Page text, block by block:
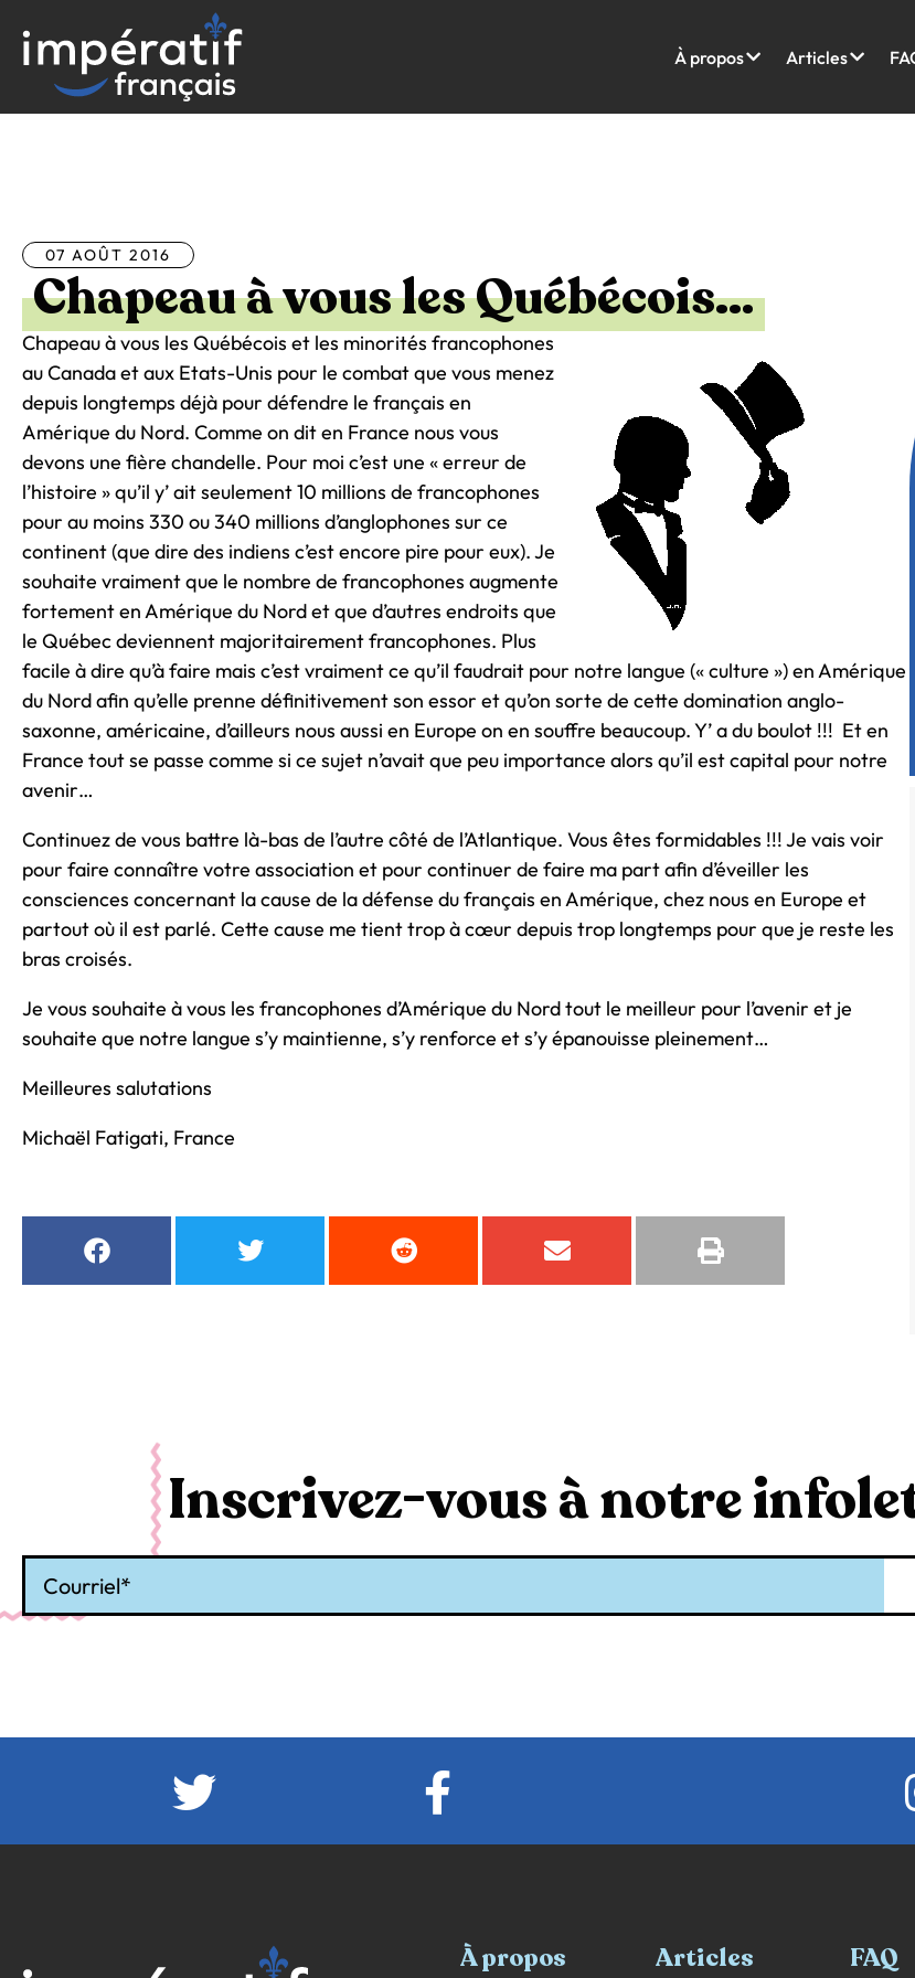
contenu
À propos Articles
07 AOÛT 2016
Chapeau à vous les Québécois…
Chapeau à vous les Québécois et les minorités francophones
au Canada et aux Etats-Unis pour le combat que vous menez
depuis longtemps déjà pour défendre le français en
Amérique du Nord. Comme on dit en France nous vous
devons une fière chandelle. Pour moi c’est une « erreur de
l’histoire » qu’il y’ ait seulement 10 millions de francophones
pour au moins 330 ou 340 millions d’anglophones sur ce
continent (que dire des indiens c’est encore pire pour eux). Je
souhaite vraiment que le nombre de francophones augmente
fortement en Amérique du Nord et que d’autres endroits que
le Québec deviennent majoritairement francophones. Plus
facile à dire qu’à faire mais c’est vraiment ce qu’il faudrait pour notre langue (« culture ») en Amérique
du Nord afin qu’elle prenne définitivement son essor et qu’on sorte de cette domination anglo-
saxonne, américaine, d’ailleurs nous aussi en Europe on en souffre beaucoup. Y’ a du boulot !!! Et en
France tout se passe comme si ce sujet n’avait que peu importance alors qu’il est capital pour notre
avenir…
Continuez de vous battre là-bas de l’autre côté de l’Atlantique. Vous êtes formidables !!! Je vais voir
pour faire connaître votre association et pour continuer de faire ma part afin d’éveiller les
consciences concernant la cause de la défense du français en Amérique, chez nous en Europe et
partout où il est parlé. Cette cause me tient trop à cœur depuis trop longtemps pour que je reste les
bras croisés.
Je vous souhaite à vous les francophones d’Amérique du Nord tout le meilleur pour l’avenir et je
souhaite que notre langue s’y maintienne, s’y renforce et s’y épanouisse pleinement…
Meilleures salutations
Michaël Fatigati, France
Inscrivez-vous à notre
À propos Articles FAQ